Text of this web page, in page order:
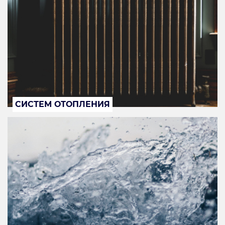
СИСТЕМ ОТОПЛЕНИЯ